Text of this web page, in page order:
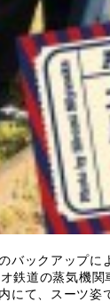
バックアップ
鉄道の蒸気機
にて、スーツ